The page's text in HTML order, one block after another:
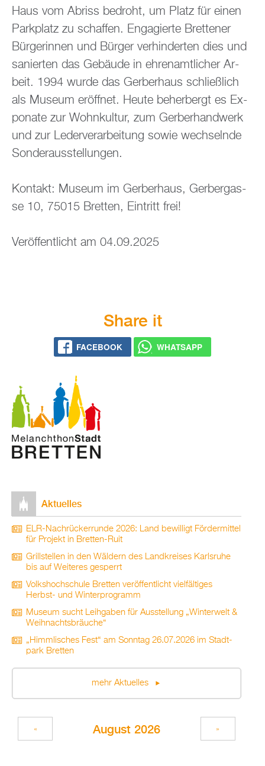
Haus vom Ab­riss be­droht, um Platz für einen
Park­platz zu schaf­fen. En­ga­gier­te Brettener
Bür­ge­rin­nen und Bür­ger ver­hin­der­ten dies und
sa­nier­ten das Ge­bäu­de in eh­ren­amt­li­cher Ar­
beit. 1994 wurde das Ger­ber­haus schlie­ß­lich
als Mu­se­um er­öff­net. Heute be­her­bergt es Ex­
po­na­te zur Wohn­kul­tur, zum Ger­ber­hand­werk
und zur Le­der­ver­ar­bei­tung sowie wech­seln­de
Son­der­aus­stel­lun­gen.
Kon­takt: Mu­se­um im Ger­ber­haus, Ger­ber­gas­
se 10, 75015 Brett­en, Ein­tritt frei!
Ver­öf­fent­licht am 04.09.2025
Share it
FACE­BOOK WHATS­APP
Ak­tu­el­les
ELR-Nach­rü­ck­er­run­de 2026: Land be­wil­ligt För­der­mit­tel
für Pro­jekt in Brett­en-Ruit
Grill­stel­len in den Wäl­dern des Land­krei­ses Karls­ru­he
bis auf Wei­te­res ge­sperrt
Volks­hoch­schu­le Brett­en ver­öf­fent­licht viel­fäl­ti­ges
Herbst- und Win­ter­pro­gramm
Mu­se­um sucht Leih­ga­ben für Aus­stel­lung „Win­ter­welt &
Weih­nachts­bräu­che“
„Himm­li­sches Fest“ am Sonn­tag 26.07.2026 im Stadt­
park Brett­en
mehr Ak­tu­el­les
Au­gust 2026
« »